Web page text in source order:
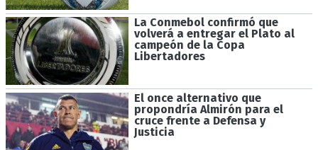
La Conmebol confirmó que
volverá a entregar el Plato al
campeón de la Copa
Libertadores
El once alternativo que
propondría Almirón para el
cruce frente a Defensa y
Justicia